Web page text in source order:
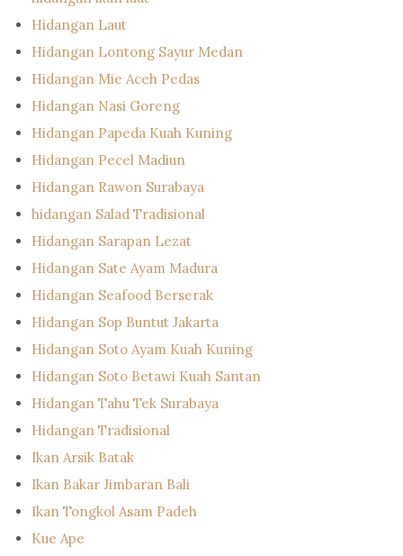
Hidangan Laut
Hidangan Lontong Sayur Medan
Hidangan Mie Aceh Pedas
Hidangan Nasi Goreng
Hidangan Papeda Kuah Kuning
Hidangan Pecel Madiun
Hidangan Rawon Surabaya
hidangan Salad Tradisional
Hidangan Sarapan Lezat
Hidangan Sate Ayam Madura
Hidangan Seafood Berserak
Hidangan Sop Buntut Jakarta
Hidangan Soto Ayam Kuah Kuning
Hidangan Soto Betawi Kuah Santan
Hidangan Tahu Tek Surabaya
Hidangan Tradisional
Ikan Arsik Batak
Ikan Bakar Jimbaran Bali
Ikan Tongkol Asam Padeh
Kue Ape